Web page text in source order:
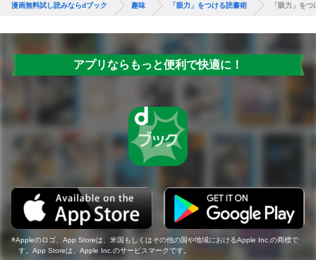
漫画無料試し読みならdブック 趣味 「眼力」をつける読書術 「眼力」を
アプリならもっと便利で快適に！
Appleのロゴ、App Storeは、米国もしくはその他の国や地域におけるApple Inc.の商標で
す。App Storeは、Apple Inc.のサービスマークです。